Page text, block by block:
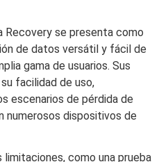
Recovery se presenta como
de datos versátil y fácil de
gama de usuarios. Sus
facilidad de uso,
escenarios de pérdida de
numerosos dispositivos de
limitaciones, como una prueba